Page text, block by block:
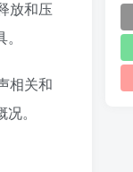
放和压
相关和
。